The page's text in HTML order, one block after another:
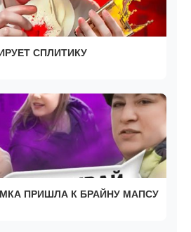
СПЛИТИКУ
ПРИШЛА К БРАЙНУ МАПСУ